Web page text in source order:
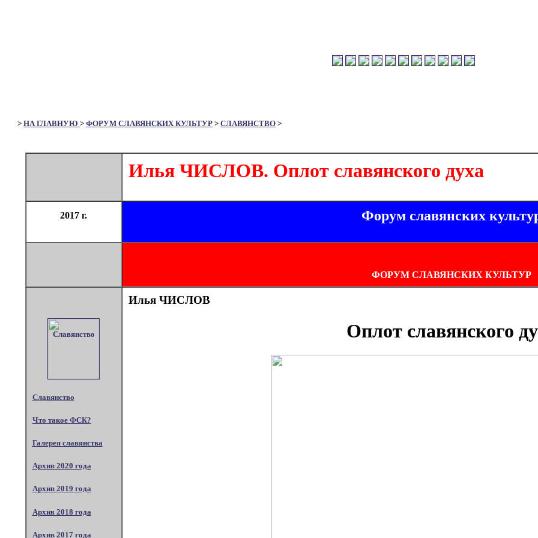
> НА ГЛАВНУЮ > ФОРУМ СЛАВЯНСКИХ КУЛЬТУР > СЛАВЯНСТВО >
Илья ЧИСЛОВ. Оплот славянского духа
2017 г. Форум славянских
ФОРУМ СЛАВЯНСКИХ КУЛЬТУР
Славянство
Что такое ФСК?
Галерея славянства
Архив 2020 года
Архив 2019 года
Архив 2018 года
Архив 2017 года
Илья ЧИСЛОВ
Оплот славянского